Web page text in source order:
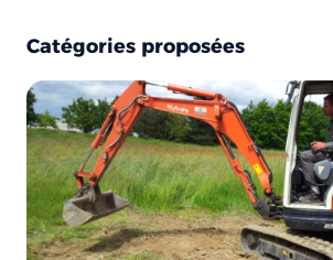
Catégories proposées